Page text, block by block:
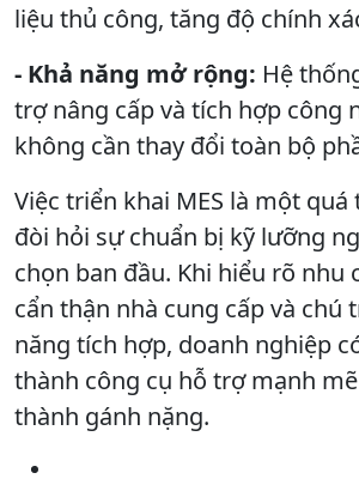
liệu thủ công, tăng độ chính
- Khả năng mở rộng: Hệ
trợ nâng cấp và tích hợp công
không cần thay đổi toàn bộ
Việc triển khai MES là một
đòi hỏi sự chuẩn bị kỹ lưỡng
chọn ban đầu. Khi hiểu rõ nhu
cẩn thận nhà cung cấp và chú
năng tích hợp, doanh nghiệp
thành công cụ hỗ trợ mạnh
thành gánh nặng.